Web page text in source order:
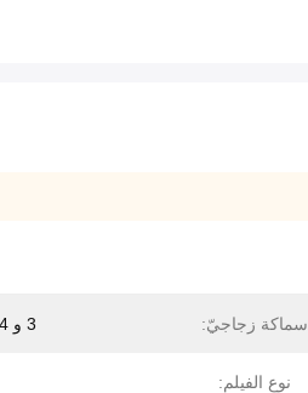
سماكة زجاجيّ: 3 و 4 و 5 و 6 و 8 و 10 مم
نوع الفيلم: